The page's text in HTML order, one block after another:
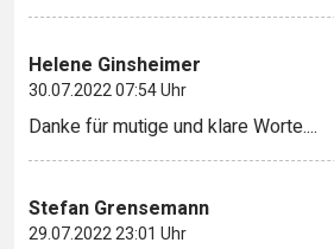
Helene Ginsheimer
30.07.2022 07:54 Uhr
Danke für mutige und klare Worte....
Stefan Grensemann
29.07.2022 23:01 Uhr